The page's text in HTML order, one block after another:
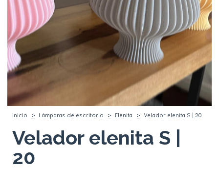
Inicio > Lámparas de escritorio > Elenita > Velador elenita S | 20
Velador elenita S |
20